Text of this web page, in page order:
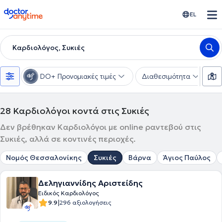
doctoranytime EL
Καρδιολόγος, Συκιές
DO+ Προνομιακές τιμές Διαθεσιμότητα
28 Καρδιολόγοι κοντά στις Συκιές
Δεν βρέθηκαν Καρδιολόγοι με online ραντεβού στις
Συκιές, αλλά σε κοντινές περιοχές.
Νομός Θεσσαλονίκης Συκιές Βάρνα Άγιος Παύλος
Δεληγιαννίδης Αριστείδης
Ειδικός Καρδιολόγος
9.9|296 αξιολογήσεις